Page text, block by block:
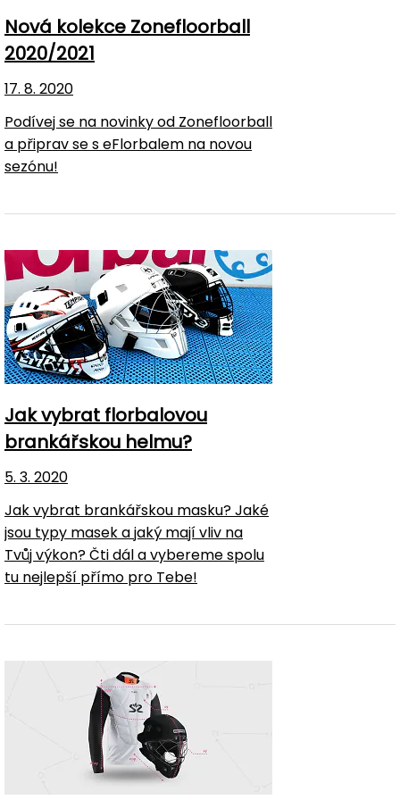
Nová kolekce Zonefloorball
2020/2021
17. 8. 2020
Podívej se na novinky od Zonefloorball
a připrav se s eFlorbalem na novou
sezónu!
Jak vybrat florbalovou
brankářskou helmu?
5. 3. 2020
Jak vybrat brankářskou masku? Jaké
jsou typy masek a jaký mají vliv na
Tvůj výkon? Čti dál a vybereme spolu
tu nejlepší přímo pro Tebe!